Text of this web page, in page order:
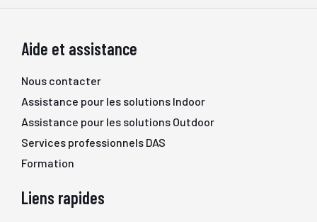
Aide et assistance
Nous contacter
Assistance pour les solutions Indoor
Assistance pour les solutions Outdoor
Services professionnels DAS
Formation
Liens rapides